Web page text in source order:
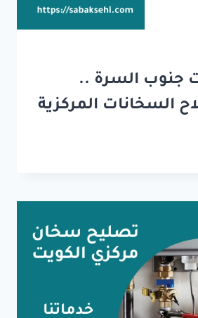
جنوب السرة ..
السخانات المركزية